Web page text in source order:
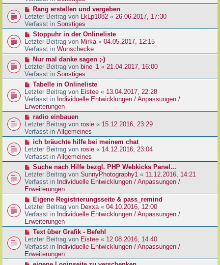
a
g
e
t
r
a
g
e
r
B
e
t
r
a
g
N
e
u
e
r
B
e
t
r
a
g
Rang erstellen und vergeben
Letzter Beitrag von LkLp1082 « 26.06.2017, 17:30
Verfasst in Sonstiges
N
e
u
e
r
B
e
t
r
a
g
Stoppuhr in der Onlineliste
Letzter Beitrag von Mirka« 04.05.2017, 12:15
Verfasst in Wunschecke
N
e
u
e
r
B
e
i
r
a
g
Nur mal danke sagen ;-)
Letzter Beitrag von bine_1 « 21.04.2017, 16:00
Verfasst in Sonstiges
N
e
u
e
r
B
e
i
r
a
g
Tabelle in Onlineliste
Letzter Beitrag von Eistee « 13.04.2017, 22:28
Verfasst in Individuelle Entwicklungen / Anpassungen /
Erweiterungen
N
e
u
e
r
B
e
t
r
a
g
radio einbauen
Letzter Beitrag von rosie « 15.12.2016, 23:29
Verfasst in Allgemeines
N
e
u
e
r
B
e
i
r
a
g
ich bräuchte hilfe bei meinem chat
Letzter Beitrag von rosie « 14.12.2016, 23:04
Verfasst in Allgemeines
N
e
u
e
r
B
e
i
t
a
g
Suche nach Hilfe bezgl. PHP Webkicks Panel...
Letzter Beitrag von SunnyPhotography1 « 11.12.2016, 14:21
Verfasst in Individuelle Entwicklungen / Anpassungen /
Erweiterungen
N
e
u
e
r
B
e
i
t
Eigene Registrierungsseite & pass_remind
Letzter Beitrag von Dexxa« 04.10.2016, 12:00
Verfasst in Individuelle Entwicklungen / Anpassungen /
Erweiterungen
N
e
u
e
r
Text über Grafik - Befehl
Letzter Beitrag von Eistee « 12.08.2016, 14:40
Verfasst in Individuelle Entwicklungen / Anpassungen /
Erweiterungen